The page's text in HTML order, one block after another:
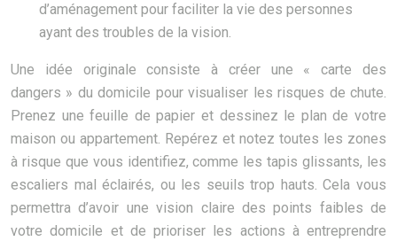
d’aménagement pour faciliter la vie des personnes
ayant des troubles de la vision.
Une idée originale consiste à créer une « carte des
dangers » du domicile pour visualiser les risques de chute.
Prenez une feuille de papier et dessinez le plan de votre
maison ou appartement. Repérez et notez toutes les zones
à risque que vous identifiez, comme les tapis glissants, les
escaliers mal éclairés, ou les seuils trop hauts. Cela vous
permettra d’avoir une vision claire des points faibles de
votre domicile et de prioriser les actions à entreprendre